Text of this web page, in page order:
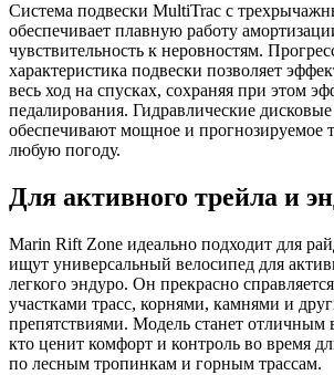
Система подвески MultiTrac с
обеспечивает плавную работу
чувствительность к неровностям.
характеристика подвески позволяет
весь ход на спусках, сохраняя при этом
педалирования. Гидравлические дисковые
обеспечивают мощное и прогнозируемое
любую погоду.
Для активного трейла и
Marin Rift Zone идеально подходит для
ищут универсальный велосипед для
легкого эндуро. Он прекрасно
участками трасс, корнями, камнями и
препятствиями. Модель станет отличным
кто ценит комфорт и контроль во время
по лесным тропинкам и горным трассам.